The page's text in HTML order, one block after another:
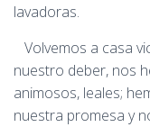
lavadoras.
Volvemos a casa
nuestro deber, nos
animosos, leales;
nuestra promesa y